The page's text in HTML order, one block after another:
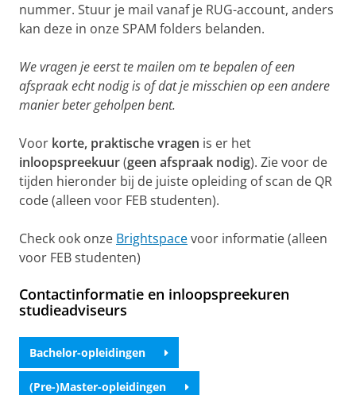
nummer. Stuur je mail vanaf je RUG-account, anders
kan deze in onze SPAM folders belanden.
We vragen je eerst te mailen om te bepalen of een
afspraak echt nodig is of dat je misschien op een andere
manier beter geholpen bent.
Voor korte, praktische vragen is er het
inloopspreekuur(geen afspraak nodig). Zie voor de
tijden hieronder bij de juiste opleiding of scan de QR
code (alleen voor FEB studenten).
Check ook onze Brightspacevoor informatie (alleen
voor FEB studenten)
Contactinformatie en inloopspreekuren
studieadviseurs
Bachelor-opleidingen
(Pre-)Master-opleidingen